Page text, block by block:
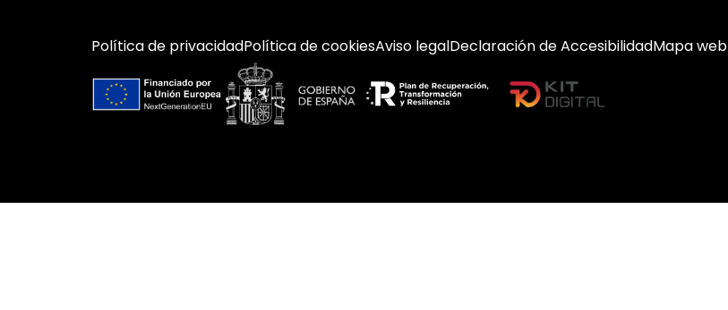
Política de privacidadPolítica de cookiesAviso legalDeclaración de AccesibilidadMapa web